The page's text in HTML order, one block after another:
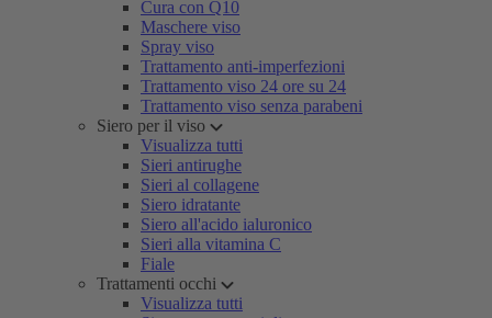
Cura con Q10
Maschere viso
Spray viso
Trattamento anti-imperfezioni
Trattamento viso 24 ore su 24
Trattamento viso senza parabeni
Siero per il viso
Visualizza tutti
Sieri antirughe
Sieri al collagene
Siero idratante
Siero all'acido ialuronico
Sieri alla vitamina C
Fiale
Trattamenti occhi
Visualizza tutti